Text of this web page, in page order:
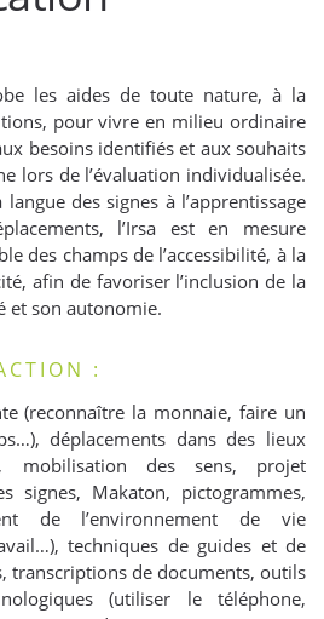
les aides de toute nature, à la
pour vivre en milieu ordinaire
besoins identifiés et aux souhaits
lors de l’évaluation individualisée.
langue des signes à l’apprentissage
l’Irsa est en mesure
des champs de l’accessibilité, à la
afin de favoriser l’inclusion de la
et son autonomie.
:
(reconnaître la monnaie, faire un
déplacements dans des lieux
mobilisation des sens, projet
signes, Makaton, pictogrammes,
de l’environnement de vie
techniques de guides et de
transcriptions de documents, outils
(utiliser le téléphone,